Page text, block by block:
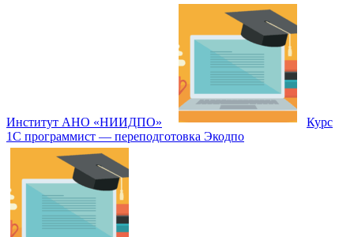
Институт АНО «НИИДПО»
Курс
1С программист — переподготовка Экодпо